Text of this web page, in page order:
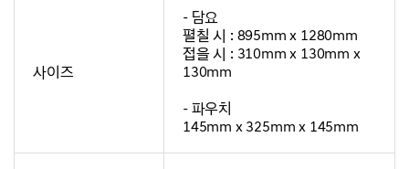
사이즈
- 담요
펼칠 시 : 895mm x 1280mm
접을 시 : 310mm x 130mm x
130mm
- 파우치
145mm x 325mm x 145mm